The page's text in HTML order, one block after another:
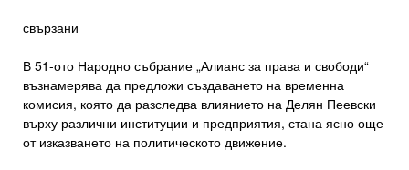
свързани
В 51-ото Народно събрание „Алианс за права и свободи“
възнамерява да предложи създаването на временна
комисия, която да разследва влиянието на Делян Пеевски
върху различни институции и предприятия, стана ясно още
от изказването на политическото движение.